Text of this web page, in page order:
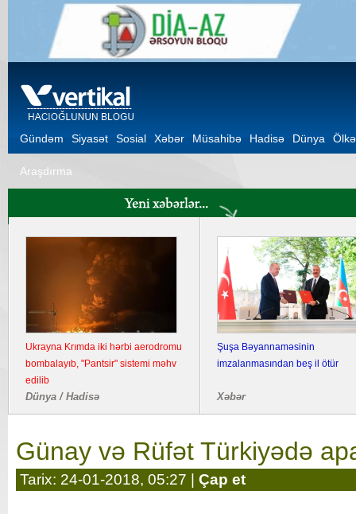
Gündəm Siyasət Sosial Xəbər Müsahibə Hadisə Dünya Ölkə
Araşdırma
Ukrayna Krımda iki hərbi aerodromu
bombalayıb, "Pantsir" sistemi məhv
edilib
Dünya / Hadisə
Şuşa Bəyannaməsinin
imzalanmasından beş il ötür
Xəbər
Günay və Rüfət Türkiyədə
Tarix: 24-01-2018, 05:27 | Çap et